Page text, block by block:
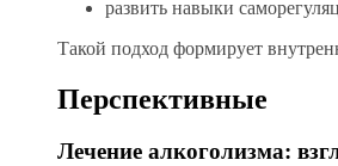
развить навыки
Такой подход формирует
Перспективные
Лечение алкоголизма: